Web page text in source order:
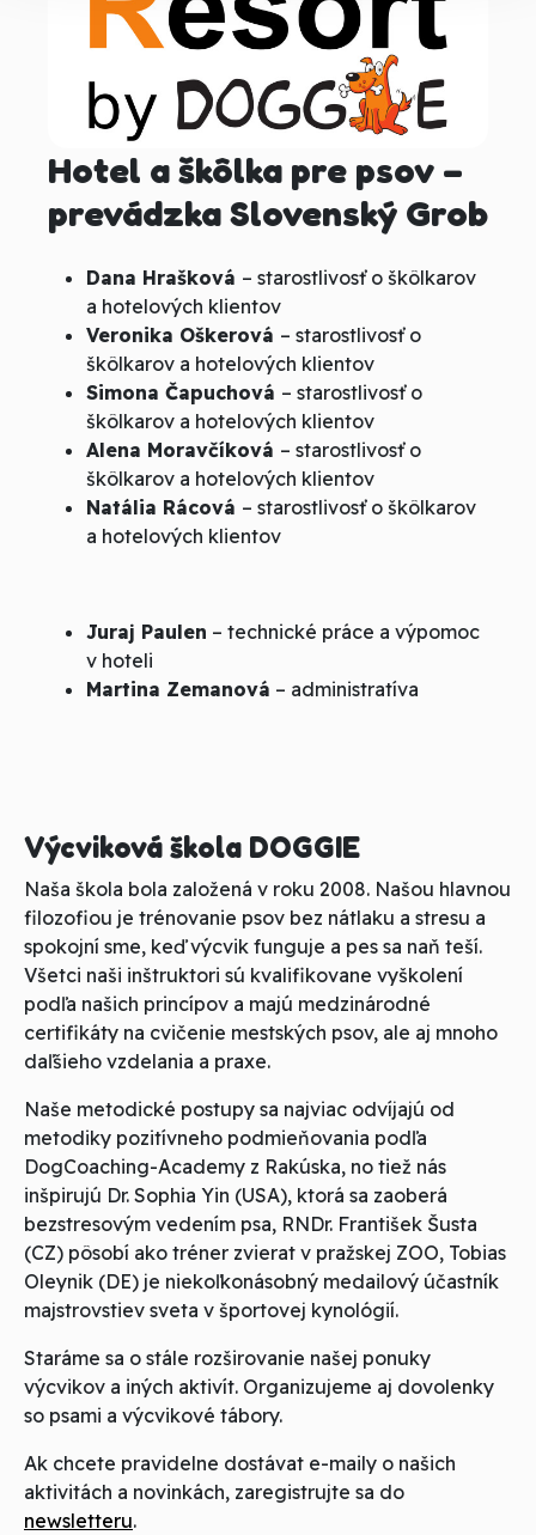
Hotel a škôlka pre psov –
prevádzka Slovenský Grob
Dana Hrašková – starostlivosť o škôlkarov
a hotelových klientov
Veronika Oškerová – starostlivosť o
škôlkarov a hotelových klientov
Simona Čapuchová – starostlivosť o
škôlkarov a hotelových klientov
Alena Moravčíková – starostlivosť o
škôlkarov a hotelových klientov
Natália Rácová – starostlivosť o škôlkarov
a hotelových klientov
Juraj Paulen – technické práce a výpomoc
v hoteli
Martina Zemanová – administratíva
Výcviková škola DOGGIE
Naša škola bola založená v roku 2008. Našou hlavnou
filozofiou je trénovanie psov bez nátlaku a stresu a
spokojní sme, keď výcvik funguje a pes sa naň teší.
Všetci naši inštruktori sú kvalifikovane vyškolení
podľa našich princípov a majú medzinárodné
certifikáty na cvičenie mestských psov, ale aj mnoho
daľšieho vzdelania a praxe.
Naše metodické postupy sa najviac odvíjajú od
metodiky pozitívneho podmieňovania podľa
DogCoaching-Academy z Rakúska, no tiež nás
inšpirujú Dr. Sophia Yin (USA), ktorá sa zaoberá
bezstresovým vedením psa, RNDr. František Šusta
(CZ) pôsobí ako tréner zvierat v pražskej ZOO, Tobias
Oleynik (DE) je niekoľkonásobný medailový účastník
majstrovstiev sveta v športovej kynológií.
Staráme sa o stále rozširovanie našej ponuky
výcvikov a iných aktivít. Organizujeme aj dovolenky
so psami a výcvikové tábory.
Ak chcete pravidelne dostávat e-maily o našich
aktivitách a novinkách, zaregistrujte sa do
newsletteru.